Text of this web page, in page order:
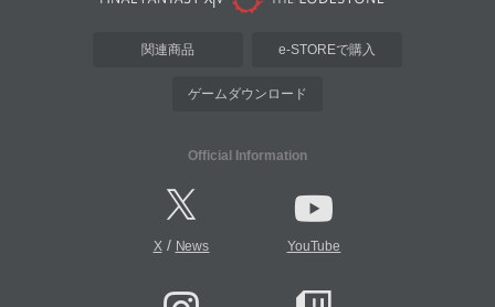
関連商品 e-STOREで購入
ゲームダウンロード
Official Information
X/ News YouTube